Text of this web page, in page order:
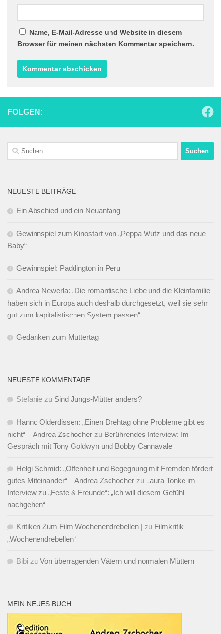
Name, E-Mail-Adresse und Website in diesem
Browser für meinen nächsten Kommentar speichern.
FOLGEN:
Suchen
nach:
NEUESTE BEITRÄGE
Ein Abschied und ein Neuanfang
Gewinnspiel zum Kinostart von „Peppa Wutz und das neue
Baby“
Gewinnspiel: Paddington in Peru
Andrea Newerla: „Die romantische Liebe und die Kleinfamilie
haben sich in Europa auch deshalb durchgesetzt, weil sie sehr
gut zum kapitalistischen System passen“
Gedanken zum Muttertag
NEUESTE KOMMENTARE
Stefanie zu Sind Jungs-Mütter anders?
Hanno Olderdissen: „Einen Drehtag ohne Probleme gibt es
nicht“ – Andrea Zschocher zu Berührendes Interview: Im
Gespräch mit Tony Goldwyn und Bobby Cannavale
Helgi Schmid: „Offenheit und Begegnung mit Fremden fördert
gutes Miteinander“ – Andrea Zschocher zu Laura Tonke im
Interview zu „Feste & Freunde“: „Ich will diesem Gefühl
nachgehen“
Kritiken Zum Film Wochenendrebellen | zu Filmkritik
„Wochenendrebellen“
Bibi zu Von überragenden Vätern und normalen Müttern
MEIN NEUES BUCH